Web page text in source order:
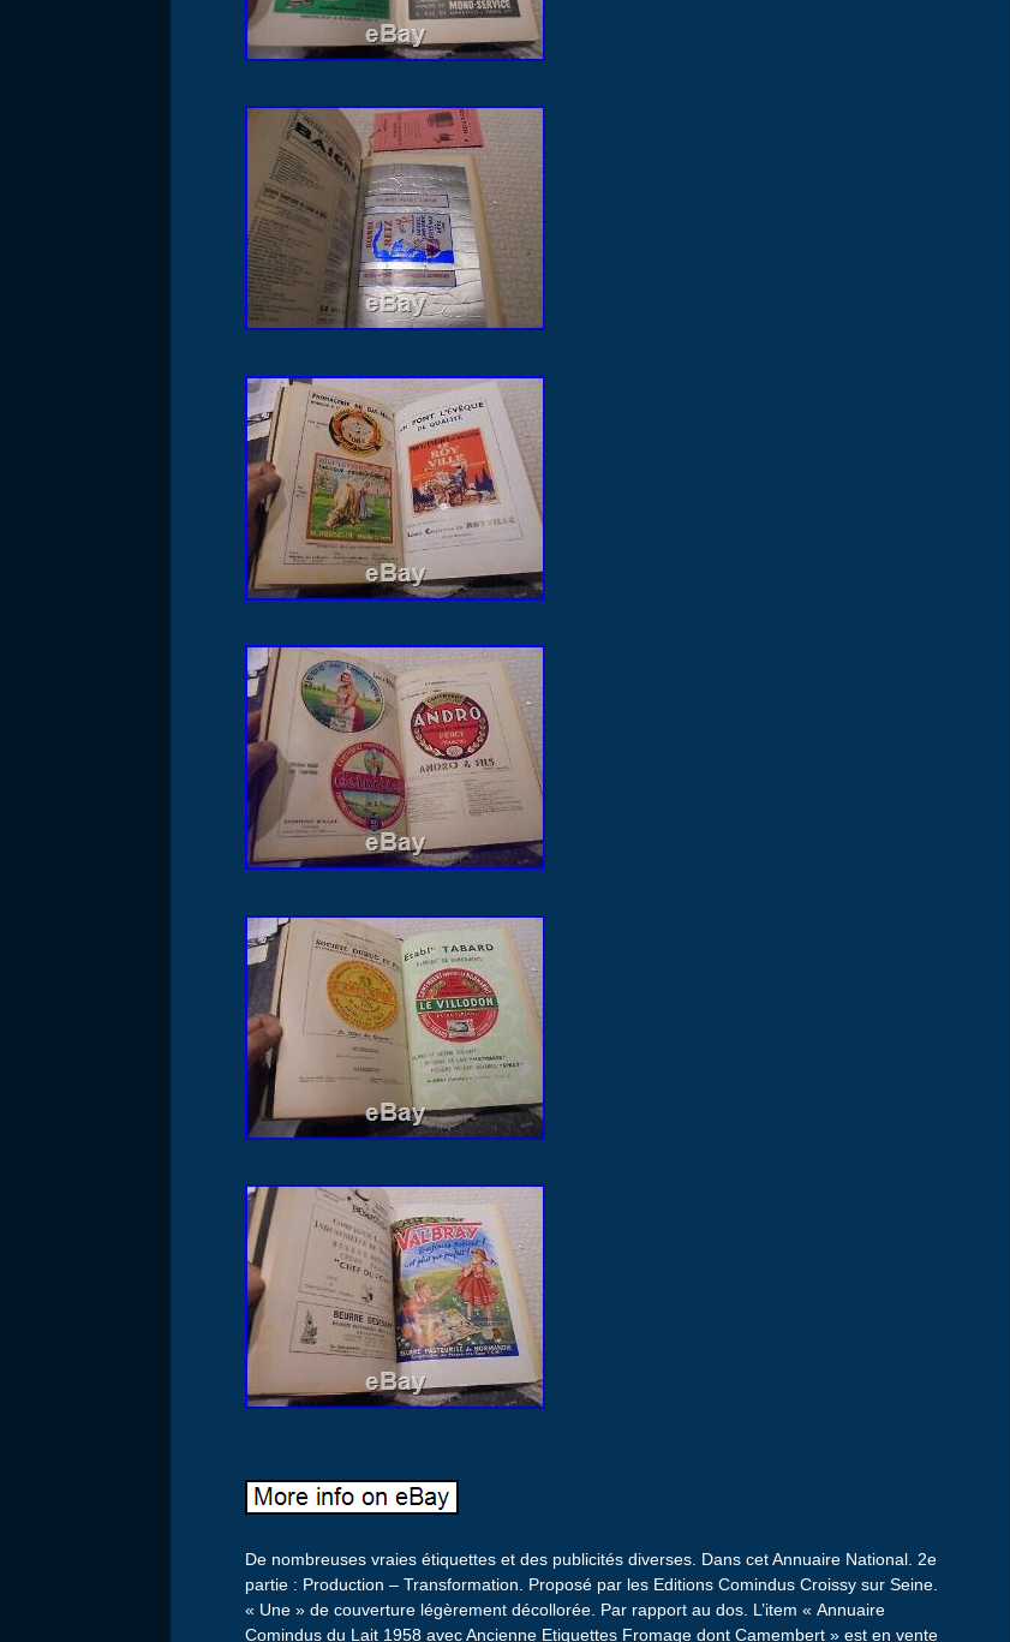
De nombreuses vraies étiquettes et des publicités diverses. Dans cet Annuaire National. 2e
partie : Production – Transformation. Proposé par les Editions Comindus Croissy sur Seine.
« Une » de couverture légèrement décollorée. Par rapport au dos. L’item « Annuaire
Comindus du Lait 1958 avec Ancienne Etiquettes Fromage dont Camembert » est en vente